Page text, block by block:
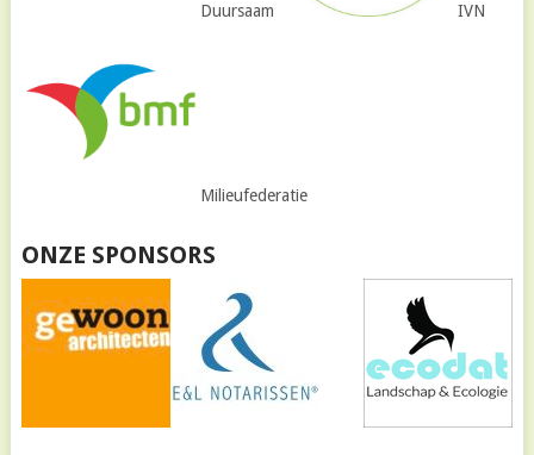
Duursaam IVN
Milieufederatie
ONZE SPONSORS